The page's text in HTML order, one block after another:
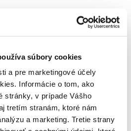
súbory cookies
a pre marketingové účely
Informácie o tom, ako
stránky, v prípade Vášho
tretím stranám, ktoré nám
a marketing. Tretie strany